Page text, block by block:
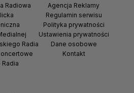
Radiowa
Radia
Agencja Reklamy
Regulamin serwisu
Polityka prywatności
Ustawienia prywatności
Dane osobowe
Kontakt